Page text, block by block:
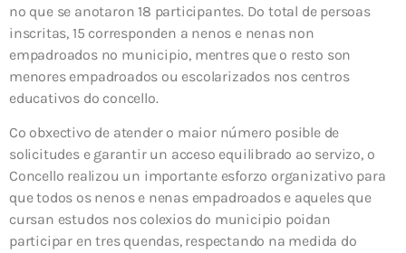
no que se anotaron 18 participantes. Do total de persoas
inscritas, 15 corresponden a nenos e nenas non
empadroados no municipio, mentres que o resto son
menores empadroados ou escolarizados nos centros
educativos do concello.
Co obxectivo de atender o maior número posible de
solicitudes e garantir un acceso equilibrado ao servizo, o
Concello realizou un importante esforzo organizativo para
que todos os nenos e nenas empadroados e aqueles que
cursan estudos nos colexios do municipio poidan
participar en tres quendas, respectando na medida do